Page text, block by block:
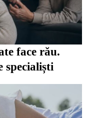
face rău.
specialiști